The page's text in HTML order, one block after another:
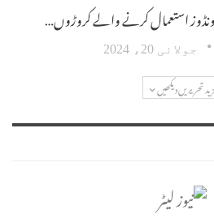
ونڈوز استعمال کرنے والے کروڑوں…
جولائی 20، 2024
تحریریں دیکھیں